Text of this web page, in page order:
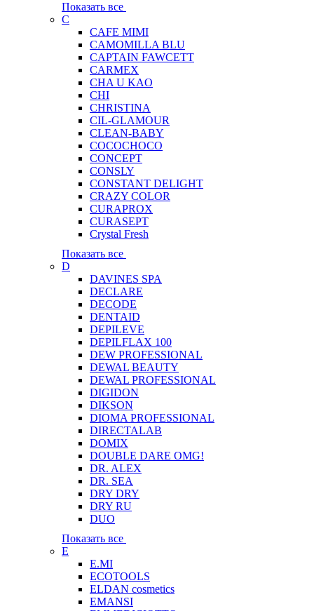
Показать все
C
CAFE MIMI
CAMOMILLA BLU
CAPTAIN FAWCETT
CARMEX
CHA U KAO
CHI
CHRISTINA
CIL-GLAMOUR
CLEAN-BABY
COCOCHOCO
CONCEPT
CONSLY
CONSTANT DELIGHT
CRAZY COLOR
CURAPROX
CURASEPT
Crystal Fresh
Показать все
D
DAVINES SPA
DECLARE
DECODE
DENTAID
DEPILEVE
DEPILFLAX 100
DEW PROFESSIONAL
DEWAL BEAUTY
DEWAL PROFESSIONAL
DIGIDON
DIKSON
DIOMA PROFESSIONAL
DIRECTALAB
DOMIX
DOUBLE DARE OMG!
DR. ALEX
DR. SEA
DRY DRY
DRY RU
DUO
Показать все
E
E.MI
ECOTOOLS
ELDAN cosmetics
EMANSI